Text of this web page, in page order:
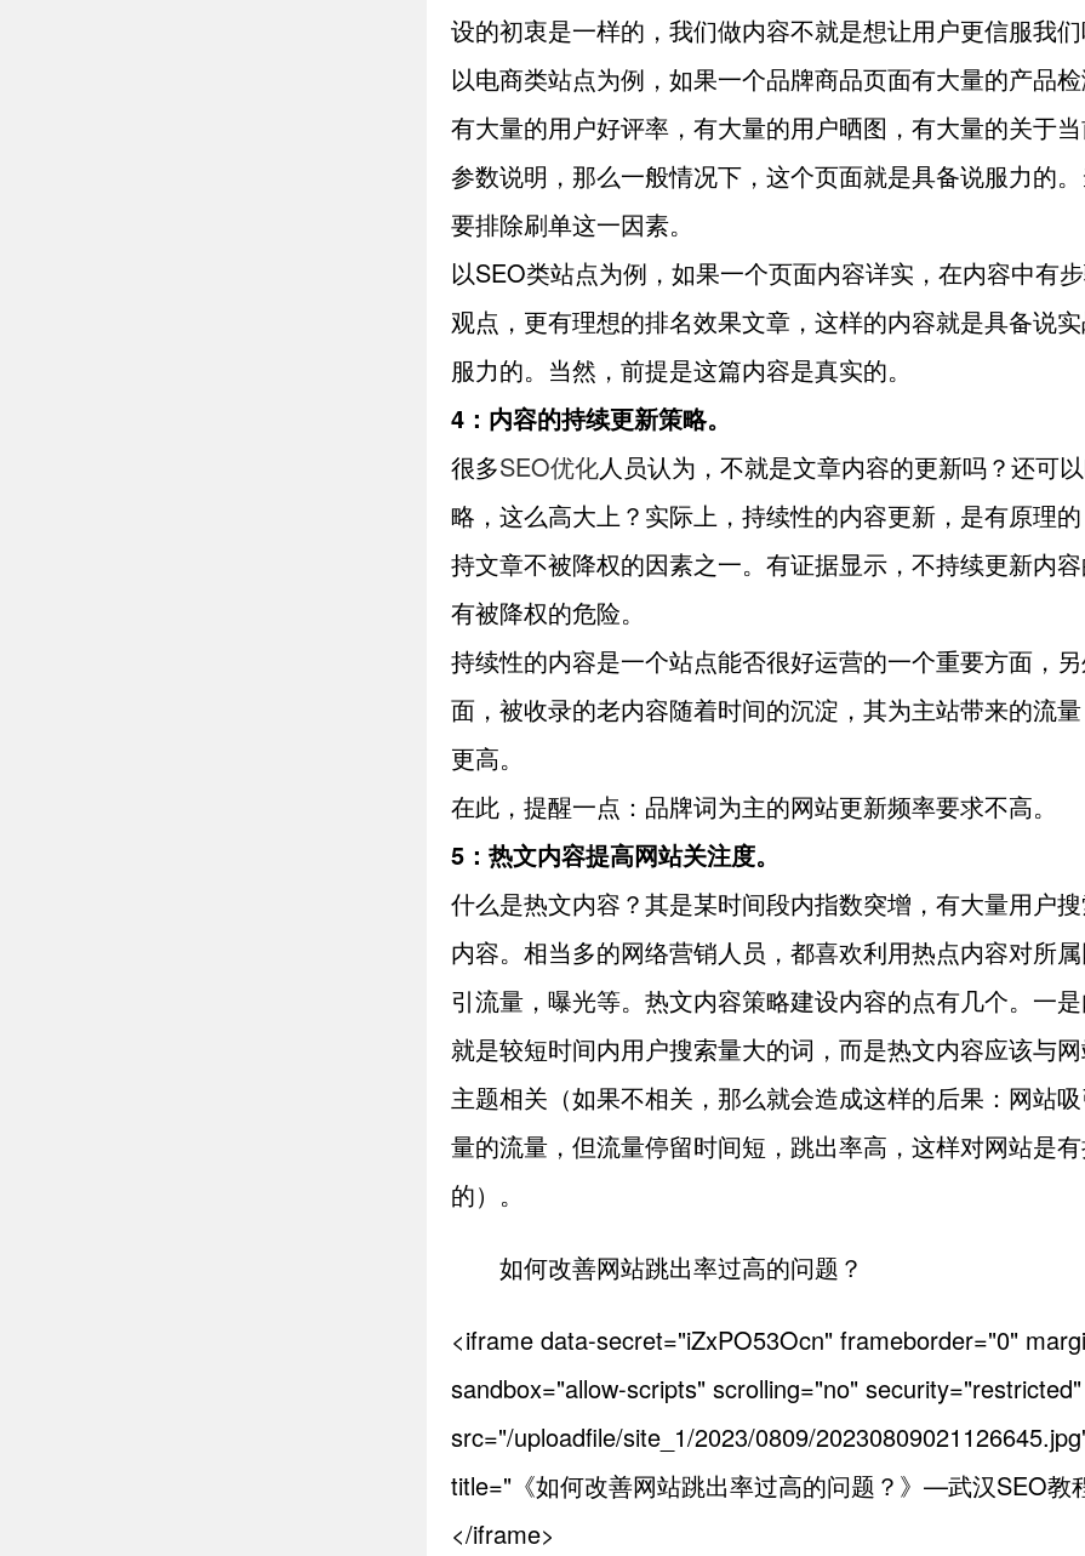
设的初衷是一样的，我们做内容不就是想让用户更信服我们
以电商类站点为例，如果一个品牌商品页面有大量的产品检
有大量的用户好评率，有大量的用户晒图，有大量的关于
参数说明，那么一般情况下，这个页面就是具备说服力的
要排除刷单这一因素。
以SEO类站点为例，如果一个页面内容详实，在内容中有
观点，更有理想的排名效果文章，这样的内容就是具备说
服力的。当然，前提是这篇内容是真实的。
4：内容的持续更新策略。
很多SEO优化人员认为，不就是文章内容的更新吗？还可
略，这么高大上？实际上，持续性的内容更新，是有原理
持文章不被降权的因素之一。有证据显示，不持续更新内容
有被降权的危险。
持续性的内容是一个站点能否很好运营的一个重要方面，
面，被收录的老内容随着时间的沉淀，其为主站带来的流
更高。
在此，提醒一点：品牌词为主的网站更新频率要求不高。
5：热文内容提高网站关注度。
什么是热文内容？其是某时间段内指数突增，有大量用户
内容。相当多的网络营销人员，都喜欢利用热点内容对所
引流量，曝光等。热文内容策略建设内容的点有几个。一
就是较短时间内用户搜索量大的词，而是热文内容应该与
主题相关（如果不相关，那么就会造成这样的后果：网站
量的流量，但流量停留时间短，跳出率高，这样对网站是
的）。
如何改善网站跳出率过高的问题？
<iframe data-secret="iZxPO53Ocn" frameborder="0"
sandbox="allow-scripts" scrolling="no" security="restricted"
src="/uploadfile/site_1/2023/0809/
title="《如何改善网站跳出率过高的问题？》—武汉SEO教
</iframe>